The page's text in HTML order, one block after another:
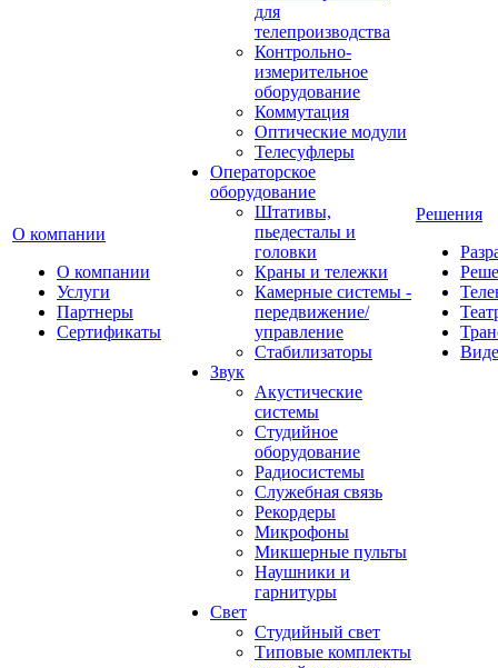
О компании
О компании
Услуги
Партнеры
Сертификаты
для
телепроизводства
Контрольно-
измерительное
оборудование
Коммутация
Оптические модули
Телесуфлеры
Операторское
оборудование
Штативы,
пьедесталы и
головки
Краны и тележки
Камерные системы -
передвижение/
управление
Стабилизаторы
Звук
Акустические
системы
Студийное
оборудование
Радиосистемы
Служебная связь
Рекордеры
Микрофоны
Микшерные пульты
Наушники и
гарнитуры
Свет
Студийный свет
Типовые комплекты
Решения